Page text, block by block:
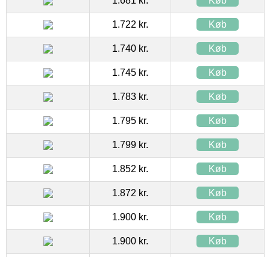
1.722 kr. Køb
1.740 kr. Køb
1.745 kr. Køb
1.783 kr. Køb
1.795 kr. Køb
1.799 kr. Køb
1.852 kr. Køb
1.872 kr. Køb
1.900 kr. Køb
1.900 kr. Køb